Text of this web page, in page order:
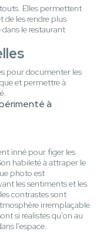
Elles permettent
de les rendre plus
le restaurant
pour documenter les
et permettre à
à
inné pour figer les
habileté à attraper le
photo est
les sentiments et les
contrastes sont
irremplaçable
si réalistes qu'on au
l'espace.